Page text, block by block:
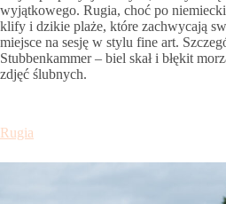
wyjątkowego. Rugia, choć po
klify i dzikie plaże, które zachwycają
miejsce na sesję w stylu fine art.
Stubbenkammer – biel skał i błękit
zdjęć ślubnych.
Rugia